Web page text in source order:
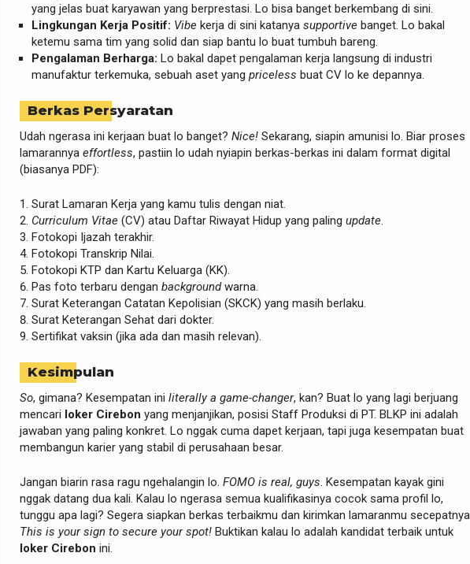
yang jelas buat karyawan yang berprestasi. Lo bisa banget berkembang di sini.
Lingkungan Kerja Positif: Vibe kerja di sini katanya supportive banget. Lo bakal
ketemu sama tim yang solid dan siap bantu lo buat tumbuh bareng.
Pengalaman Berharga: Lo bakal dapet pengalaman kerja langsung di industri
manufaktur terkemuka, sebuah aset yang priceless buat CV lo ke depannya.
Berkas Persyaratan
Udah ngerasa ini kerjaan buat lo banget? Nice! Sekarang, siapin amunisi lo. Biar proses
lamarannya effortless, pastiin lo udah nyiapin berkas-berkas ini dalam format digital
(biasanya PDF):
Surat Lamaran Kerja yang kamu tulis dengan niat.
Curriculum Vitae (CV) atau Daftar Riwayat Hidup yang paling update
Fotokopi Ijazah terakhir.
Fotokopi Transkrip Nilai.
Fotokopi KTP dan Kartu Keluarga (KK).
Pas foto terbaru dengan backgroundwarna.
Surat Keterangan Catatan Kepolisian (SKCK) yang masih berlaku.
Surat Keterangan Sehat dari dokter.
Sertifikat vaksin (jika ada dan masih relevan).
Kesimpulan
So, gimana? Kesempatan ini literally a game-changer, kan? Buat lo yang lagi berjuang
mencari loker Cirebon yang menjanjikan, posisi Staff Produksi di PT. BLKP ini adalah
jawaban yang paling konkret. Lo nggak cuma dapet kerjaan, tapi juga kesempatan buat
membangun karier yang stabil di perusahaan besar.
Jangan biarin rasa ragu ngehalangin lo. FOMO is real, guys . Kesempatan kayak gini
nggak datang dua kali. Kalau lo ngerasa semua kualifikasinya cocok sama profil lo,
tunggu apa lagi? Segera siapkan berkas terbaikmu dan kirimkan lamaranmu secepatnya.
This is your sign to secure your spot! Buktikan kalau lo adalah kandidat terbaik untuk
loker Cirebon ini.